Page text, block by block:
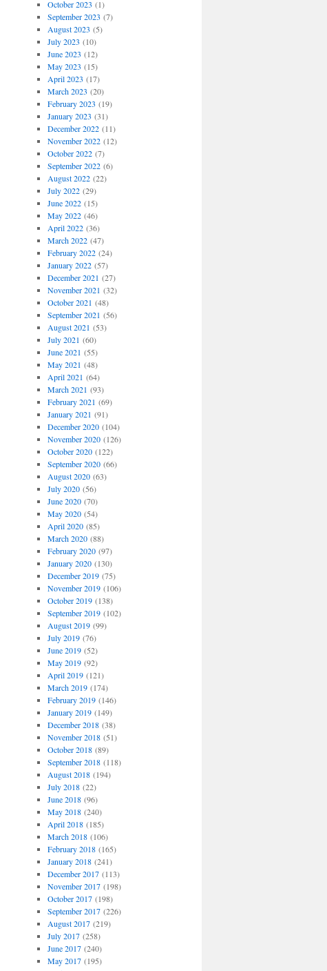
October 2023 (1)
September 2023 (7)
August 2023 (5)
July 2023 (10)
June 2023 (12)
May 2023 (15)
April 2023 (17)
March 2023 (20)
February 2023 (19)
January 2023 (31)
December 2022(11)
November 2022(12)
October 2022(7)
September 2022(6)
August 2022(22)
July 2022(29)
June 2022(15)
May 2022(46)
April 2022(36)
March 2022(47)
February 2022(24)
January 2022(57)
December 2021 (27)
November 2021 (32)
October 2021 (48)
September 2021 (56)
August 2021 (53)
July 2021 (60)
June 2021 (55)
May 2021 (48)
April 2021 (64)
March 2021 (93)
February 2021 (69)
January 2021 (91)
December 2020(104)
November 2020(126)
October 2020(122)
September 2020(66)
August 2020(63)
July 2020(56)
June 2020(70)
May 2020(54)
April 2020(85)
March 2020(88)
February 2020(97)
January 2020(130)
December 2019(75)
November 2019(106)
October 2019(138)
September 2019(102)
August 2019(99)
July 2019(76)
June 2019(52)
May 2019(92)
April 2019(121)
March 2019(174)
February 2019(146)
January 2019(149)
December 2018(38)
November 2018(51)
October 2018(89)
September 2018(118)
August 2018(194)
July 2018(22)
June 2018(96)
May 2018(240)
April 2018(185)
March 2018(106)
February 2018(165)
January 2018(241)
December 2017(113)
November 2017(198)
October 2017(198)
September 2017(226)
August 2017(219)
July 2017(258)
June 2017(240)
May 2017(195)